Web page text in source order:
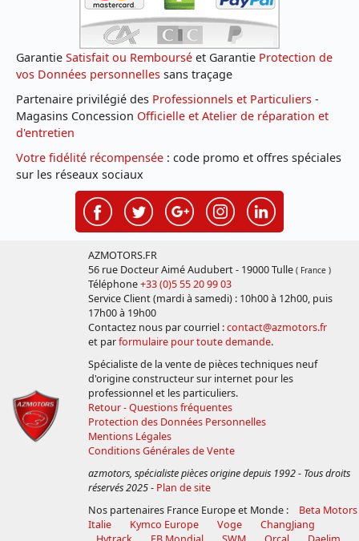
Garantie Satisfait ou Remboursé et Garantie Protection de
vos Données personnelles sans traçage
Partenaire privilégié des Professionnels et Particuliers -
Magasins Concession Officielle et Atelier de réparation et
d'entretien
Votre fidélité récompensée : code promo et offres spéciales
sur les réseaux sociaux
AZMOTORS.FR
56 rue Docteur Aimé Audubert - 19000 Tulle ( France )
Téléphone+33 (0)5 55 20 99 03
Service Client (mardi à samedi) : 10h00 à 12h00, puis
17h00 à 19h00
Contactez nous par courriel :contact@azmotors.fr
et parformulaire pour toute demande.
Spécialiste de la vente de pièces techniques neuf
d'origine constructeur sur internet pour les
professionnel et les particuliers.
Retour - Questions fréquentes
Protection des Données Personnelles
Mentions Légales
Conditions Générales de Vente
azmotors, spécialiste pièces origine depuis 1992 - Tous droits
réservés 2025- Plan de site
Nos partenaires France Europe et Monde :
Beta Motors
Italie
Kymco Europe Voge
ChangJiang